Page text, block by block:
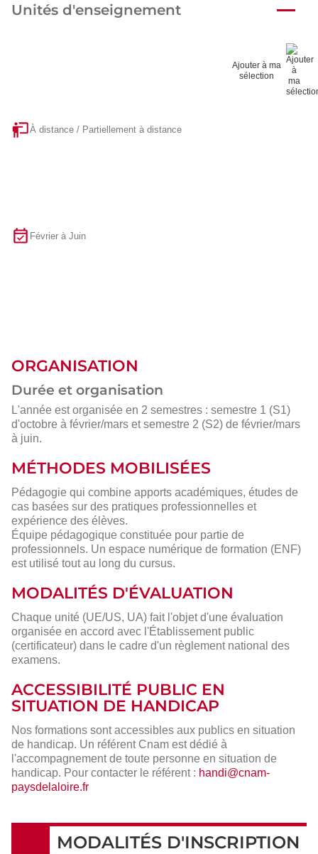
Unités d'enseignement
Ajouter à ma
sélection
À distance / Partiellement à distance
Février à Juin
ORGANISATION
Durée et organisation
L'année est organisée en 2 semestres : semestre 1 (S1)
d'octobre à février/mars et semestre 2 (S2) de février/mars
à juin.
MÉTHODES MOBILISÉES
Pédagogie qui combine apports académiques, études de
cas basées sur des pratiques professionnelles et
expérience des élèves.
Équipe pédagogique constituée pour partie de
professionnels. Un espace numérique de formation (ENF)
est utilisé tout au long du cursus.
MODALITÉS D'ÉVALUATION
Chaque unité (UE/US, UA) fait l'objet d'une évaluation
organisée en accord avec l'Établissement public
(certificateur) dans le cadre d'un règlement national des
examens.
ACCESSIBILITÉ PUBLIC EN
SITUATION DE HANDICAP
Nos formations sont accessibles aux publics en situation
de handicap. Un référent Cnam est dédié à
l'accompagnement de toute personne en situation de
handicap. Pour contacter le référent : handi@cnam-
paysdelaloire.fr
MODALITÉS D'INSCRIPTION